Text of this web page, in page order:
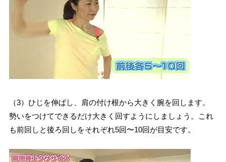
（3）ひじを伸ばし、肩の付け根から大きく腕を回します。
勢いをつけてできるだけ大きく回すようにしましょう。これ
も前回しと後ろ回しをそれぞれ5回〜10回が目安です。